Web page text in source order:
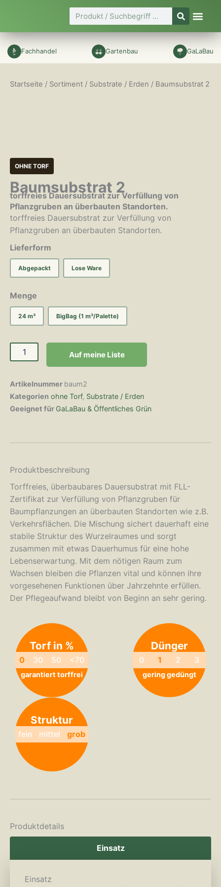
springen
Suche
Fachhandel Gartenbau GaLaBau
Startseite / Sortiment / Substrate / Erden / Baumsubstrat 2
OHNE TORF
Baumsubstrat 2
torffreies Dauersubstrat zur Verfüllung von
Pflanzgruben an überbauten Standorten.
torffreies Dauersubstrat zur Verfüllung von
Pflanzgruben an überbauten Standorten.
Lieferform
Abgepackt Lose Ware
Menge
24 m³ BigBag (1 m³/Palette)
Auf meine Liste
Artikelnummer baum2
Kategorien ohne Torf, Substrate / Erden
Geeignet für GaLaBau & Öffentliches Grün
Produktbeschreibung
Torffreies, überbaubares Dauersubstrat mit FLL-
Zertifikat zur Verfüllung von Pflanzgruben für
Baumpflanzungen an überbauten Standorten wie z.B.
Verkehrsflächen. Die Mischung sichert dauerhaft eine
stabile Struktur des Wurzelraumes und sorgt
zusammen mit etwas Dauerhumus für eine hohe
Lebenserwartung. Mit dem nötigen Raum zum
Wachsen bleiben die Pflanzen vital und können ihre
vorgesehenen Funktionen über Jahrzehnte erfüllen.
Der Pflegeaufwand bleibt von Beginn an sehr gering.
Torf in %
0 30 50 <70
garantiert torffrei
Dünger
0 1 2 3
gering gedüngt
Struktur
fein mittel grob
Produktdetails
Einsatz
Einsatz